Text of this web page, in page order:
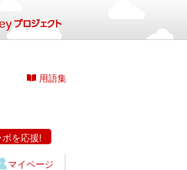
用語集
ボを応援!
マイページ